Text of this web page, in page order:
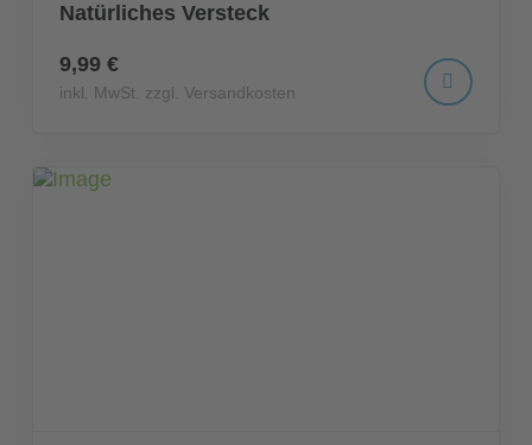
Natürliches Versteck
9,99 €
inkl. MwSt. zzgl. Versandkosten